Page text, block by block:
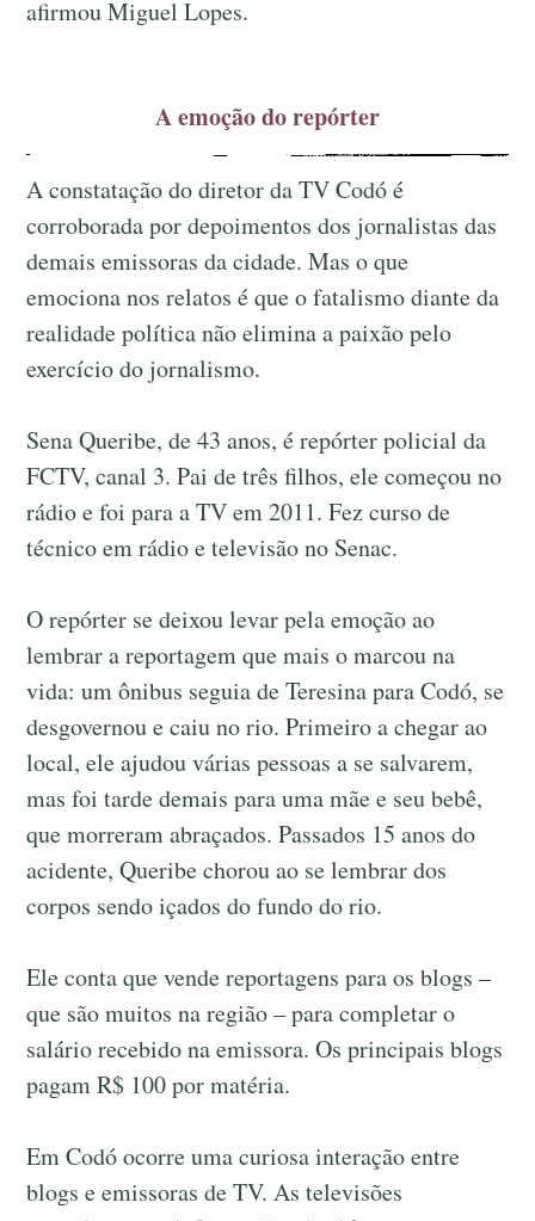
afirmou Miguel Lopes.
A emoção do repórter
A constatação do diretor da TV Codó é
corroborada por depoimentos dos jornalistas das
demais emissoras da cidade. Mas o que
emociona nos relatos é que o fatalismo diante da
realidade política não elimina a paixão pelo
exercício do jornalismo.
Sena Queribe, de 43 anos, é repórter policial da
FCTV, canal 3. Pai de três filhos, ele começou no
rádio e foi para a TV em 2011. Fez curso de
técnico em rádio e televisão no Senac.
O repórter se deixou levar pela emoção ao
lembrar a reportagem que mais o marcou na
vida: um ônibus seguia de Teresina para Codó, se
desgovernou e caiu no rio. Primeiro a chegar ao
local, ele ajudou várias pessoas a se salvarem,
mas foi tarde demais para uma mãe e seu bebê,
que morreram abraçados. Passados 15 anos do
acidente, Queribe chorou ao se lembrar dos
corpos sendo içados do fundo do rio.
Ele conta que vende reportagens para os blogs –
que são muitos na região – para completar o
salário recebido na emissora. Os principais blogs
pagam R$ 100 por matéria.
Em Codó ocorre uma curiosa interação entre
blogs e emissoras de TV. As televisões